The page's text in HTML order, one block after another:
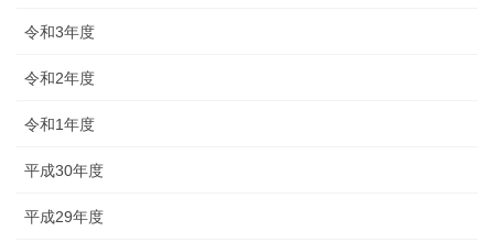
令和3年度
令和2年度
令和1年度
平成30年度
平成29年度